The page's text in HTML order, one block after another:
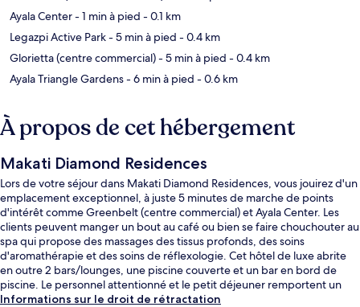
Ayala Center- 1 min à pied - 0.1 km
Legazpi Active Park- 5 min à pied - 0.4 km
Glorietta (centre commercial)- 5 min à pied - 0.4 km
Ayala Triangle Gardens- 6 min à pied - 0.6 km
À propos de cet hébergement
Makati Diamond Residences
Lors de votre séjour dans Makati Diamond Residences, vous jouirez d'un
emplacement exceptionnel, à juste 5 minutes de marche de points
d'intérêt comme Greenbelt (centre commercial) et Ayala Center. Les
clients peuvent manger un bout au café ou bien se faire chouchouter au
spa qui propose des massages des tissus profonds, des soins
d'aromathérapie et des soins de réflexologie. Cet hôtel de luxe abrite
en outre 2 bars/lounges, une piscine couverte et un bar en bord de
piscine. Le personnel attentionné et le petit déjeuner remportent un
franc succès auprès des autres voyageurs. Les transports publics sont
Informations sur le droit de rétractation